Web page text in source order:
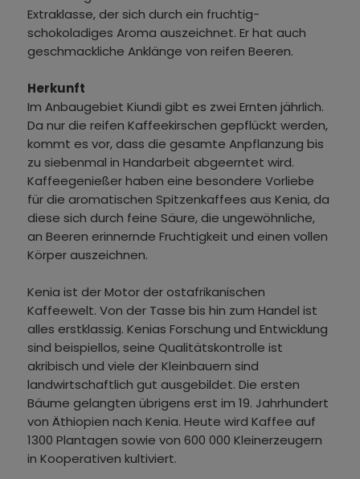
Extraklasse, der sich durch ein fruchtig-
schokoladiges Aroma auszeichnet. Er hat auch
geschmackliche Anklänge von reifen Beeren.
Herkunft
Im Anbaugebiet Kiundi gibt es zwei Ernten jährlich.
Da nur die reifen Kaffeekirschen gepflückt werden,
kommt es vor, dass die gesamte Anpflanzung bis
zu siebenmal in Handarbeit abgeerntet wird.
Kaffeegenießer haben eine besondere Vorliebe
für die aromatischen Spitzenkaffees aus Kenia, da
diese sich durch feine Säure, die ungewöhnliche,
an Beeren erinnernde Fruchtigkeit und einen vollen
Körper auszeichnen.
Kenia ist der Motor der ostafrikanischen
Kaffeewelt. Von der Tasse bis hin zum Handel ist
alles erstklassig. Kenias Forschung und Entwicklung
sind beispiellos, seine Qualitätskontrolle ist
akribisch und viele der Kleinbauern sind
landwirtschaftlich gut ausgebildet. Die ersten
Bäume gelangten übrigens erst im 19. Jahrhundert
von Äthiopien nach Kenia. Heute wird Kaffee auf
1300 Plantagen sowie von 600 000 Kleinerzeugern
in Kooperativen kultiviert.